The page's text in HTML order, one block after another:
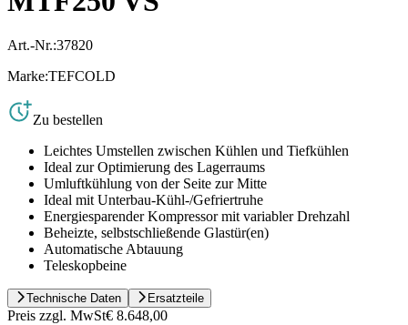
Art.-Nr.:37820
Marke:TEFCOLD
Zu bestellen
Leichtes Umstellen zwischen Kühlen und Tiefkühlen
Ideal zur Optimierung des Lagerraums
Umluftkühlung von der Seite zur Mitte
Ideal mit Unterbau-Kühl-/Gefriertruhe
Energiesparender Kompressor mit variabler Drehzahl
Beheizte, selbstschließende Glastür(en)
Automatische Abtauung
Teleskopbeine
Technische Daten Ersatzteile
Preis zzgl. MwSt€ 8.648,00